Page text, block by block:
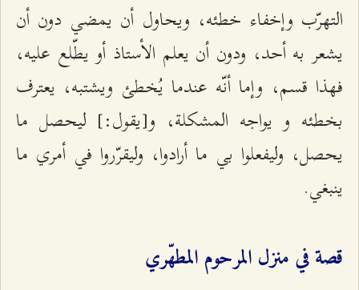
التهرّب وإخفاء خطئه، ويحاول أن يمضي دون أن
يشعر به أحد، ودون أن يعلم الأستاذ أو يطّلع عليه،
فهذا قسم، وإما أنّه عندما يُخطئ ويشتبه، يعترف
بخطئه و يواجه المشكلة، و[يقول:] ليحصل ما
يحصل، وليفعلوا بي ما أرادوا، وليقرّروا في أمري ما
ينبغي.
قصة في منزل المرحوم المطهّري